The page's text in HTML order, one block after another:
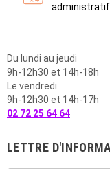
administratif
Du lundi au jeudi
9h-12h30 et 14h-18h
Le vendredi
9h-12h30 et 14h-17h
02 72 25 64 64
LETTRE